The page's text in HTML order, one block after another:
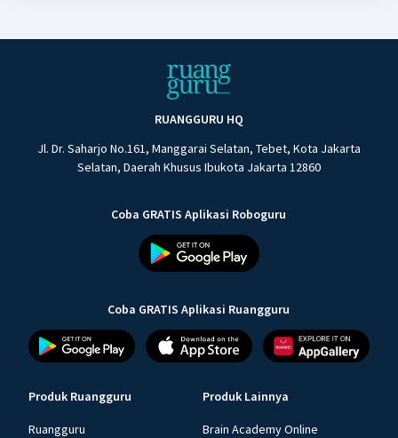
RUANGGURU HQ
Jl. Dr. Saharjo No.161, Manggarai Selatan, Tebet, Kota Jakarta
Selatan, Daerah Khusus Ibukota Jakarta 12860
Coba GRATIS Aplikasi Roboguru
Coba GRATIS Aplikasi Ruangguru
Produk Ruangguru
Ruangguru
Produk Lainnya
Brain Academy Online